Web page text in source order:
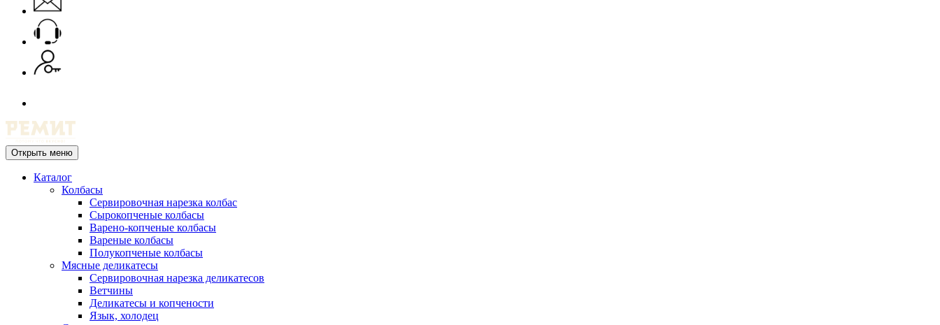
Открыть меню
Каталог
Колбасы
Сервировочная нарезка колбас
Сырокопченые колбасы
Варено-копченые колбасы
Вареные колбасы
Полукопченые колбасы
Мясные деликатесы
Сервировочная нарезка деликатесов
Ветчины
Деликатесы и копчености
Язык, холодец